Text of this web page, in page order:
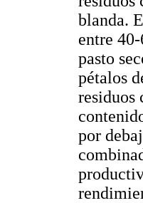
blanda.
entre
pasto
pétalos
residuos
por